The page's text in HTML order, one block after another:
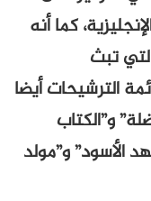
كما أنه
تبث
الترشيحات أيضا
و”الكتاب
الأسود” و”مولد